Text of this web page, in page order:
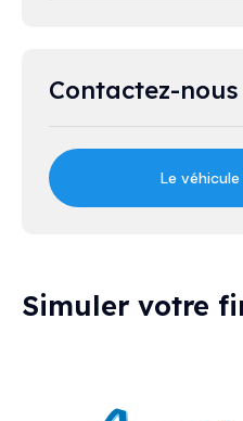
Contactez-nous
Le
Simuler votre